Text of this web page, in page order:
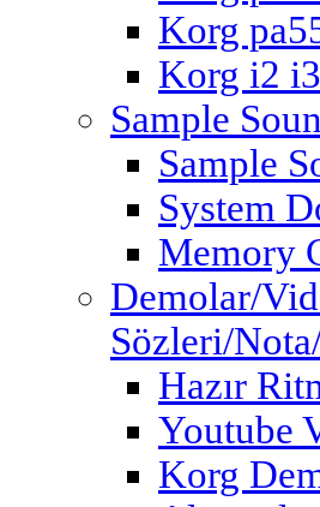
Korg
Korg i2
Sample
Sample
System
Memory
Demolar/
Sözleri/
Hazır
Youtube
Korg